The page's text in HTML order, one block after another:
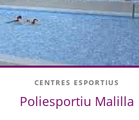
CENTRES ESPORTIUS
Poliesportiu Malilla